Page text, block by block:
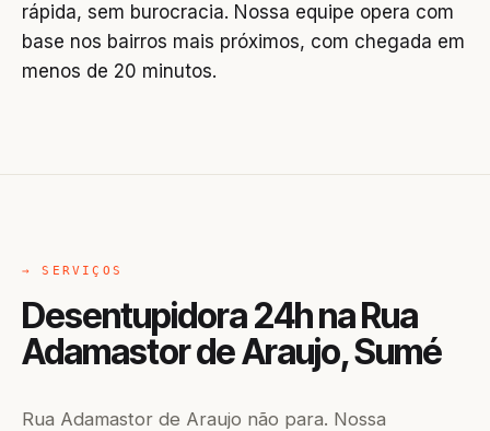
rápida, sem burocracia. Nossa equipe opera com
base nos bairros mais próximos, com chegada em
menos de 20 minutos.
→ SERVIÇOS
Desentupidora 24h na Rua
Adamastor de Araujo, Sumé
Rua Adamastor de Araujo não para. Nossa